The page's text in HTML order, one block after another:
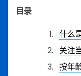
目录
什么
关注
按年